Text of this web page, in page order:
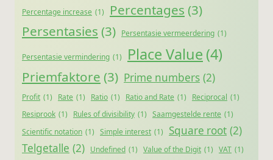
Percentage increase (1) Percentages (3)
Persentasies (3) Persentasie vermeerdering (1)
Persentasie vermindering (1) Place Value (4)
Priemfaktore (3) Prime numbers (2)
Profit (1) Rate (1) Ratio (1) Ratio and Rate (1) Reciprocal (1)
Resiprook (1) Rules of divisibility (1) Saamgestelde rente (1)
Scientific notation (1) Simple interest (1) Square root (2)
Telgetalle (2) Undefined (1) Value of the Digit (1) VAT (1)